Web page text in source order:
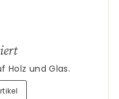
Holz und Glas.